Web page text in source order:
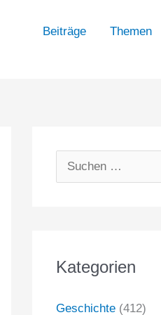
Beiträge Themen
e
Kategorien
Geschichte (412)